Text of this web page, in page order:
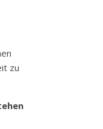
zu